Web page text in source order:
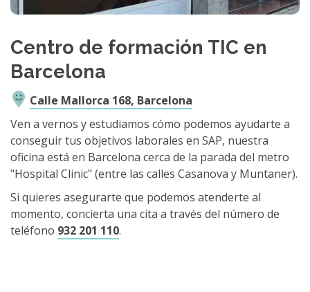
Centro de formación TIC en
Barcelona
Calle Mallorca 168, Barcelona
Ven a vernos y estudiamos cómo podemos ayudarte a
conseguir tus objetivos laborales en SAP, nuestra
oficina está en Barcelona cerca de la parada del metro
"Hospital Clinic" (entre las calles Casanova y Muntaner).
Si quieres asegurarte que podemos atenderte al
momento, concierta una cita a través del número de
teléfono 932 201 110.